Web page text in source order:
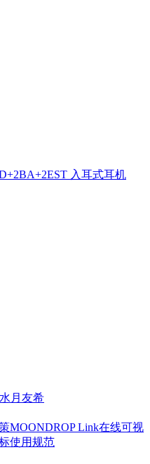
入耳式耳机
水月友希
MOONDROP Link在线可视
使用规范